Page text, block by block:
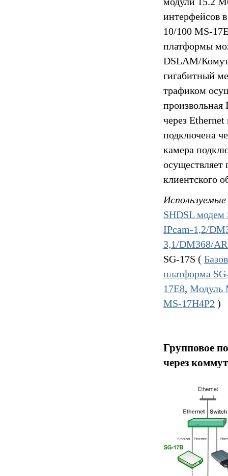
интерфейсов
10/100 MS-
платформы
DSLAM/
гигабитный
трафиком
через
подключена
камера
осуществляет
клиентского
SHDSL модем
IPcam-1,2/
3,1/DM368/
SG-17S (
платформа
17E8, Модуль
MS-17H4P2 )
Групповое
через